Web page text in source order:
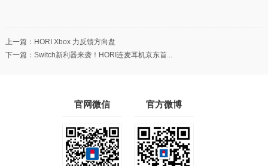
上一篇： HORI Xbox 力反馈方向盘
下一篇： Switch新利器来袭！HORI连麦耳机京东首...
官网微信 官方微博